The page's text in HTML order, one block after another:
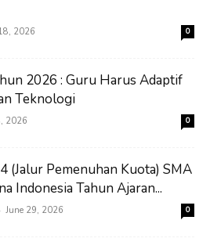
2026 0
2026 : Guru Harus Adaptif
Teknologi
2026 0
(Jalur Pemenuhan Kuota) SMA
Indonesia Tahun Ajaran...
- June 29, 2026 0